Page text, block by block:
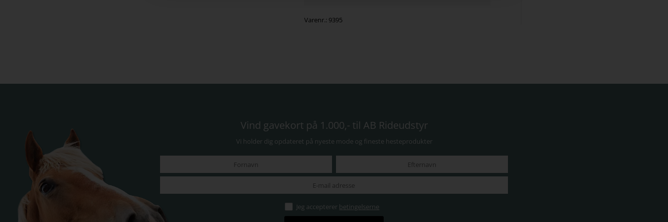
Varenr.: 9395
Vind gavekort på 1.000,- til AB Rideudstyr
Vi holder dig opdateret på nyeste mode og fineste hesteprodukter
Jeg accepterer betingelserne